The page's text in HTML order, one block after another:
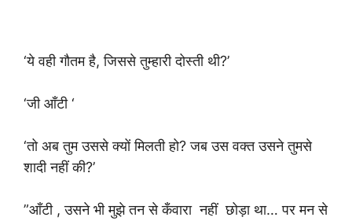
‘ये वही गौतम है, जिससे तुम्हारी दोस्ती थी?’
‘जी आँटी ‘
‘तो अब तुम उससे क्यों मिलती हो? जब उस वक्त उसने तुमसे
शादी नहीं की?’
”आँटी , उसने भी मुझे तन से कँवारा नहीं छोड़ा था… पर मन से